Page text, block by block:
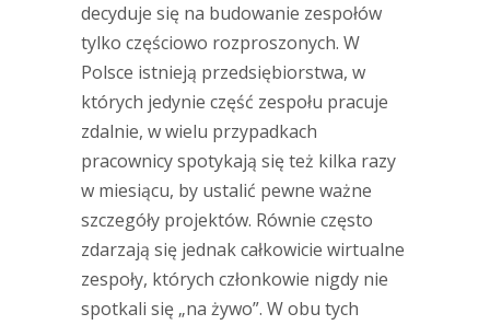
decyduje się na budowanie zespołów
tylko częściowo rozproszonych. W
Polsce istnieją przedsiębiorstwa, w
których jedynie część zespołu pracuje
zdalnie, w wielu przypadkach
pracownicy spotykają się też kilka razy
w miesiącu, by ustalić pewne ważne
szczegóły projektów. Równie często
zdarzają się jednak całkowicie wirtualne
zespoły, których członkowie nigdy nie
spotkali się „na żywo”. W obu tych